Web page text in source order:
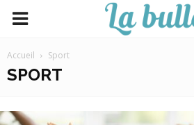
Accueil Sport
SPORT